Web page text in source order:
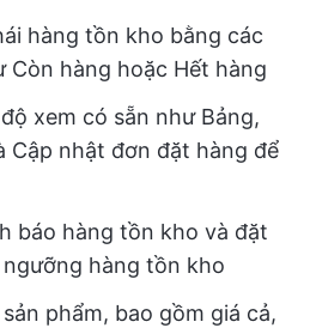
hàng tồn kho bằng các
Còn hàng hoặc Hết hàng
xem có sẵn như Bảng,
Cập nhật đơn đặt hàng để
báo hàng tồn kho và đặt
hàng tồn kho
phẩm, bao gồm giá cả,